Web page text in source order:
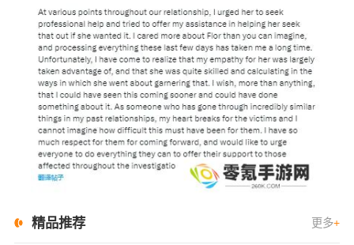
精品推荐 更多+